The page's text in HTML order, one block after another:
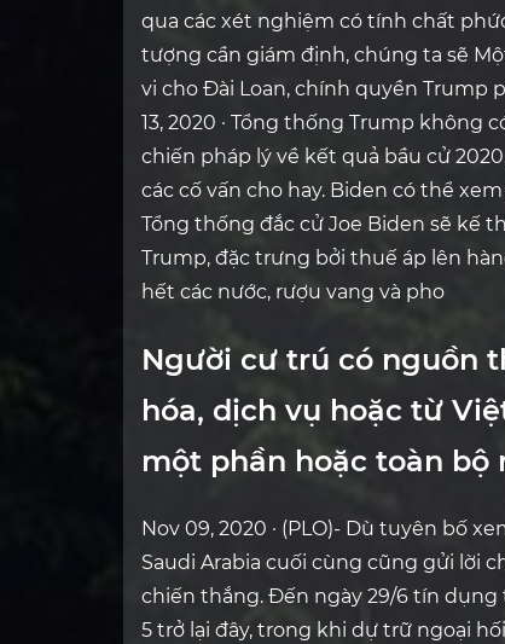
qua các xét nghiệm có tính chất
tượng cần giám định, chúng ta sẽ
vi cho Đài Loan, chính quyền Trump
13, 2020 · Tổng thống Trump không
chiến pháp lý về kết quả bầu cử
các cố vấn cho hay. Biden có thể
Tổng thống đắc cử Joe Biden sẽ kế
Trump, đặc trưng bởi thuế áp lên
hết các nước, rượu vang và pho
Người cư trú có nguồn
hóa, dịch vụ hoặc từ
một phần hoặc toàn
Nov 09, 2020 · (PLO)- Dù tuyên bố
Saudi Arabia cuối cùng cũng gửi lời
chiến thắng. Đến ngày 29/6 tín dụng
5 trở lại đây, trong khi dự trữ ngoại